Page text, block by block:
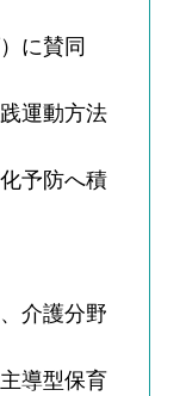
に賛同
運動方法
予防へ積
介護分野
導型保育